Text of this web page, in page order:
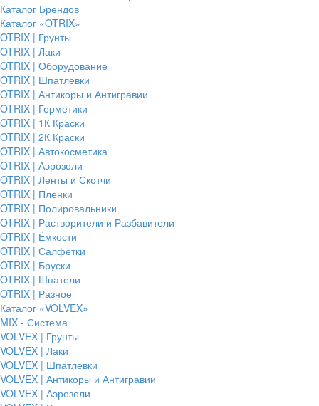
Каталог Брендов
Каталог «OTRIX»
OTRIX | Грунты
OTRIX | Лаки
OTRIX | Оборудование
OTRIX | Шпатлевки
OTRIX | Антикоры и Антигравии
OTRIX | Герметики
OTRIX | 1К Краски
OTRIX | 2К Краски
OTRIX | Автокосметика
OTRIX | Аэрозоли
OTRIX | Ленты и Скотчи
OTRIX | Пленки
OTRIX | Полировальники
OTRIX | Растворители и Разбавители
OTRIX | Ёмкости
OTRIX | Салфетки
OTRIX | Бруски
OTRIX | Шпатели
OTRIX | Разное
Каталог «VOLVEX»
MIX - Система
VOLVEX | Грунты
VOLVEX | Лаки
VOLVEX | Шпатлевки
VOLVEX | Антикоры и Антигравии
VOLVEX | Аэрозоли